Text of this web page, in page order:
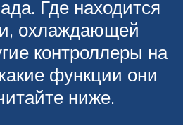
Где находится
охлаждающей
контроллеры на
функции они
ниже.